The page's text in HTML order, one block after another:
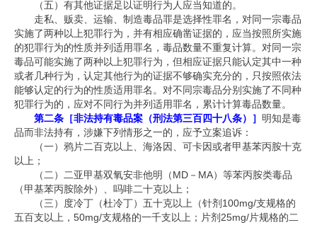
（五）有其他证据足以证明行为人应当知道的。
走私、贩卖、运输、制造毒品罪是选择性罪名，对同一宗毒品
实施了两种以上犯罪行为，并有相应确凿证据的，应当按照所实施
的犯罪行为的性质并列适用罪名，毒品数量不重复计算。对同一宗
毒品可能实施了两种以上犯罪行为，但相应证据只能认定其中一种
或者几种行为，认定其他行为的证据不够确实充分的，只按照依法
能够认定的行为的性质适用罪名。对不同宗毒品分别实施了不同种
犯罪行为的，应对不同行为并列适用罪名，累计计算毒品数量。
第二条［非法持有毒品案（刑法第三百四十八条）］ 明知是毒
品而非法持有，涉嫌下列情形之一的，应予立案追诉：
（一）鸦片二百克以上、海洛因、可卡因或者甲基苯丙胺十克
以上；
（二）二亚甲基双氧安非他明（MD － MA）等苯丙胺类毒品
（甲基苯丙胺除外）、吗啡二十克以上；
（三）度冷丁（杜冷丁）五十克以上（针剂 100mg/支规格的
五百支以上， 50mg/支规格的一千支以上；片剂 25mg/片规格的二